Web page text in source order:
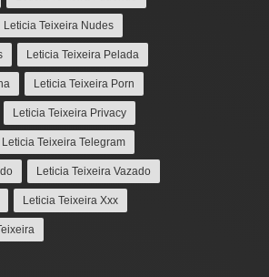
Leticia Teixeira Nudes
Leticia Teixeira Pelada
Leticia Teixeira Porn
Leticia Teixeira Privacy
Leticia Teixeira Telegram
Leticia Teixeira Vazado
Leticia Teixeira Xxx